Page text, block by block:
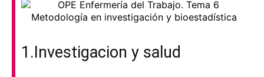
1.Investigacion y salud